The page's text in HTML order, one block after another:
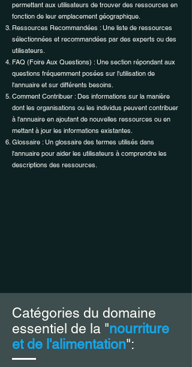
permettant aux utilisateurs de trouver des ressources en
fonction de leur emplacement géographique.
Ressources Recommandées : Une liste de ressources
sélectionnées et recommandées par des experts ou des
utilisateurs.
FAQ (Foire Aux Questions) : Une section répondant aux
questions fréquemment posées sur l'utilisation de
l'annuaire et sur différents besoins.
Comment Contribuer : Des informations sur la manière
dont les organisations ou les individus peuvent contribuer
à l'annuaire en ajoutant de nouvelles ressources ou en
mettant à jour les informations existantes.
Glossaire : Un glossaire des termes utilisés dans
l'annuaire pour aider les utilisateurs à comprendre les
descriptions des ressources.
Catégories du domaine
essentiel de la "nourriture
et de l'alimentation":